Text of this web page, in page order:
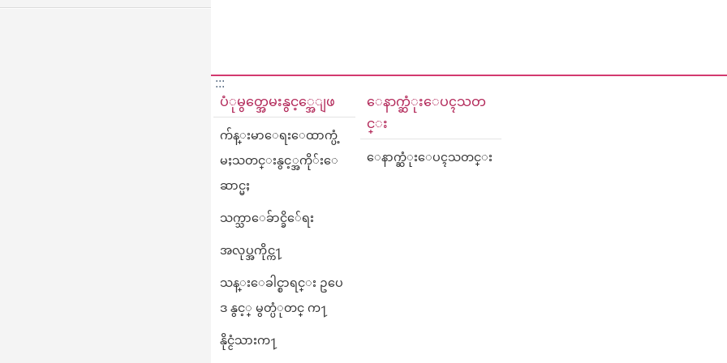
:::
ပံုမွတ္အေမးနွင့္အေျဖ
က်န္းမာေရးေထာက္ပံ့
မႈသတင္းနွင့္အကို်းေ
ဆာင္မႈ
သက္သာေခ်ာင္ခိ်ေရး
အလုပ္အကိုင္က႑
သန္းေခါင္စာရင္း ဥပေ
ဒ နွင့္ မွတ္ပံုတင္ က႑
နိုင္ငံသားက႑
ေနာက္ဆံုးေပၚသတ
င္း
ေနာက္ဆံုးေပၚသတင္း